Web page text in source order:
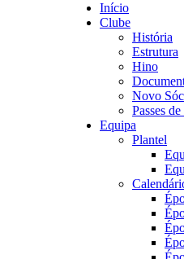
Início
Clube
História
Estrutura
Hino
Novo
Passes
Equipa
Plantel